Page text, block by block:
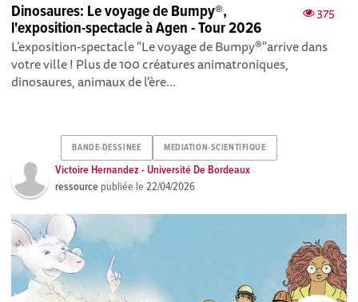
375
Dinosaures: Le voyage de Bumpy®,
l'exposition-spectacle à Agen - Tour 2026
L’exposition-spectacle "Le voyage de Bumpy®"arrive dans
votre ville ! Plus de 100 créatures animatroniques,
dinosaures, animaux de l'ère...
BANDE-DESSINEE MEDIATION-SCIENTIFIQUE
Victoire Hernandez - Université De Bordeaux
ressource publiée le22/04/2026